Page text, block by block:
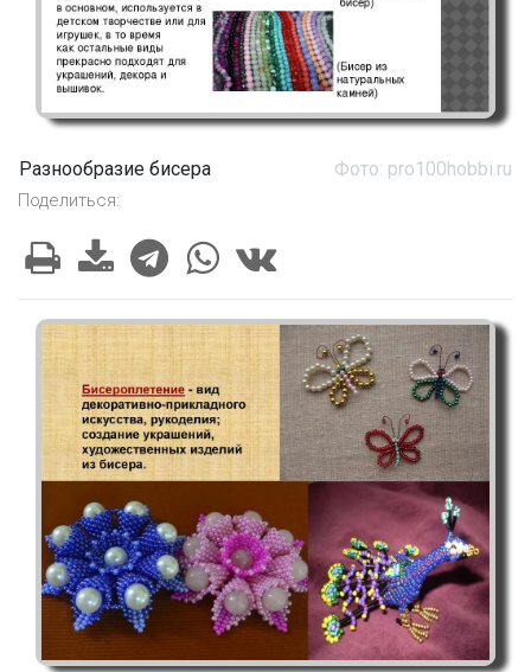
Разнообразие бисера Фото: pro100hobbi.ru
Поделиться: